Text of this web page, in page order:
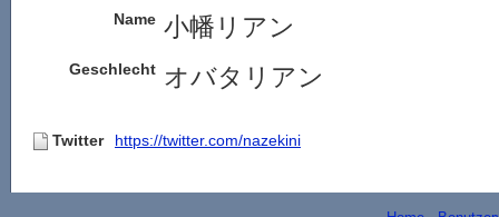
Name 小幡リアン
Geschlecht オバタリアン
Twitter https://twitter.com/nazekini